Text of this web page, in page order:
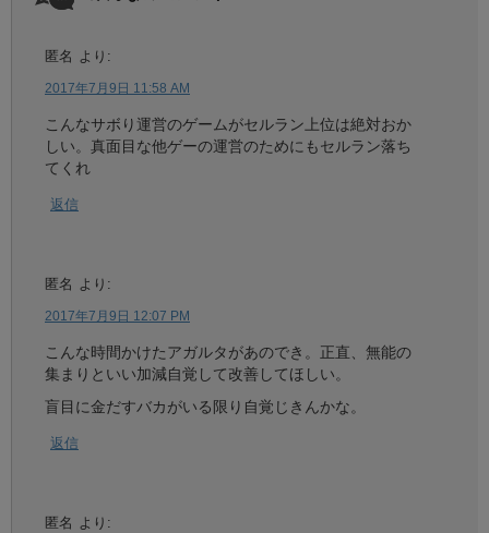
匿名 より:
2017年7月9日 11:58 AM
こんなサボり運営のゲームがセルラン上位は絶対おか
しい。真面目な他ゲーの運営のためにもセルラン落ち
てくれ
返信
匿名 より:
2017年7月9日 12:07 PM
こんな時間かけたアガルタがあのでき。正直、無能の
集まりといい加減自覚して改善してほしい。
盲目に金だすバカがいる限り自覚じきんかな。
返信
匿名 より: